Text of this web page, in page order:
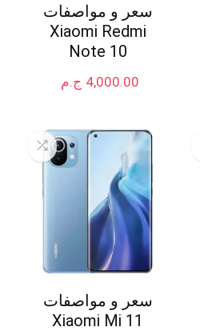
سعر و مواصفات
Xiaomi Redmi
Note 10
ج.م 4,000.00
سعر و مواصفات
Xiaomi Mi 11